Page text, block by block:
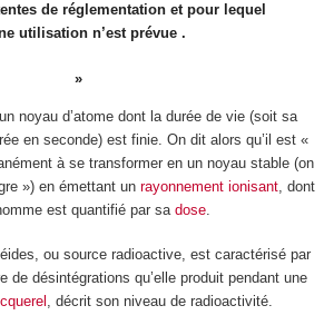
de réglementation et pour lequel
utilisation n’est prévue .
noyau d’atome dont la durée de vie (soit sa
en seconde) est finie. On dit alors qu’il est «
à se transformer en un noyau stable (on
») en émettant un rayonnement ionisant, dont
est quantifié par sa dose.
ou source radioactive, est caractérisé par
de désintégrations qu’elle produit pendant une
, décrit son niveau de radioactivité.